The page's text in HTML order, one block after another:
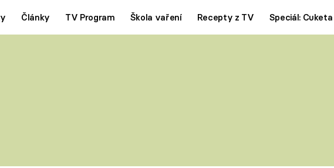
Články TV Program Škola vaření Recepty z TV Speciál: Cuketa